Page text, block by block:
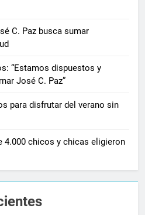
C. Paz busca sumar
“Estamos dispuestos y
José C. Paz”
para disfrutar del verano sin
4.000 chicos y chicas eligieron